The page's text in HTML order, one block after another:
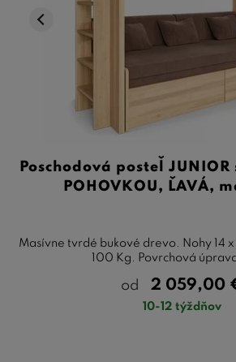
Poschodová posteľ
POHOVKOU, ĽAVÁ,
Masívne tvrdé bukové drevo. Nohy 14
100 Kg. Povrchová
od 2 059,00
10-12 týždňov